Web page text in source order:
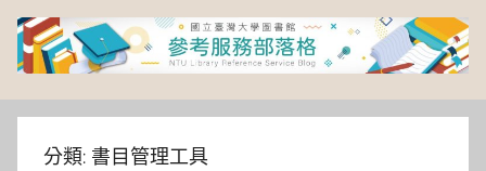
Skip
content
臺
分類: 書目管理工具